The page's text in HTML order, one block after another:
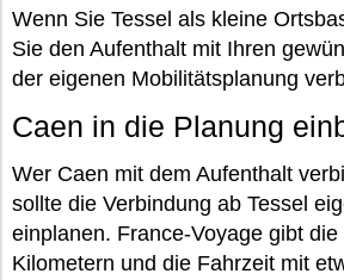
Wenn Sie Tessel als kleine
Sie den Aufenthalt mit Ihren
der eigenen Mobilitätsplanung
Caen in die Planung
Wer Caen mit dem Aufenthalt
sollte die Verbindung ab Tessel
einplanen. France-Voyage gibt
Kilometern und die Fahrzeit mit